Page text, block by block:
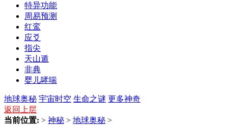
特异功能
周易预测
红鸾
应爻
指尖
天山遁
非典
婴儿哮喘
地球奥秘 宇宙时空 生命之谜 更多神奇
返回上层
当前位置: > 神秘 > 地球奥秘 >